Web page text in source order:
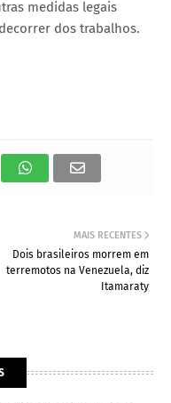
medidas legais
dos trabalhos.
MAIS RECENTES
Dois brasileiros morrem em
terremotos na Venezuela, diz
Itamaraty